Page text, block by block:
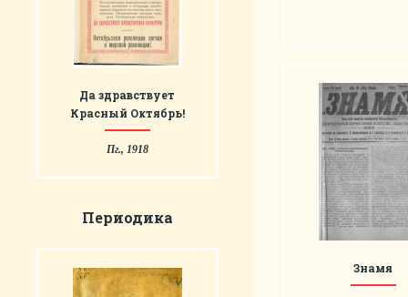
Да здравствует
Красный Октябрь!
Пг., 1918
Периодика
Знамя